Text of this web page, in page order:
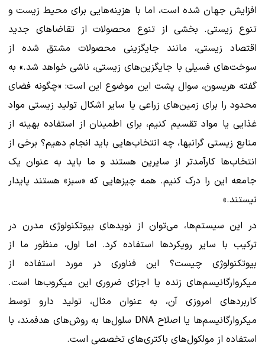
افزایش جهان شده است، اما با هزینه‌هایی برای محیط زیست و
تنوع زیستی. بخشی از تنوع محصولات از تقاضاهای جدید
اقتصاد زیستی، مانند جایگزینی محصولات مشتق شده از
سوخت‌های فسیلی با جایگزین‌های زیستی، ناشی خواهد شد.» به
گفته هریسون، سوال پشت این موضوع این است: «چگونه فضای
محدود را برای زمین‌های زراعی یا سایر اشکال تولید زیستی مواد
غذایی یا مواد تقسیم کنیم، برای اطمینان از استفاده بهینه از
منابع زیستی گرانبها، چه انتخاب‌هایی باید انجام دهیم؟ برخی از
انتخاب‌ها کارآمدتر از سایرین هستند و ما باید به عنوان یک
جامعه این را درک کنیم. همه چیزهایی که «سبز» هستند پایدار
نیستند.»
در این سیستم‌ها، می‌توان از نویدهای بیوتکنولوژی مدرن در
ترکیب با سایر رویکردها استفاده کرد. اما اول، منظور ما از
بیوتکنولوژی چیست؟ این فناوری در مورد استفاده از
میکروارگانیسم‌های زنده یا اجزای ضروری این میکروب‌ها است.
کاربردهای امروزی آن، به عنوان مثال، تولید دارو توسط
میکروارگانیسم‌ها یا اصلاح DNA سلول‌ها به روش‌های هدفمند، با
استفاده از مولکول‌های باکتری‌های تخصصی است.